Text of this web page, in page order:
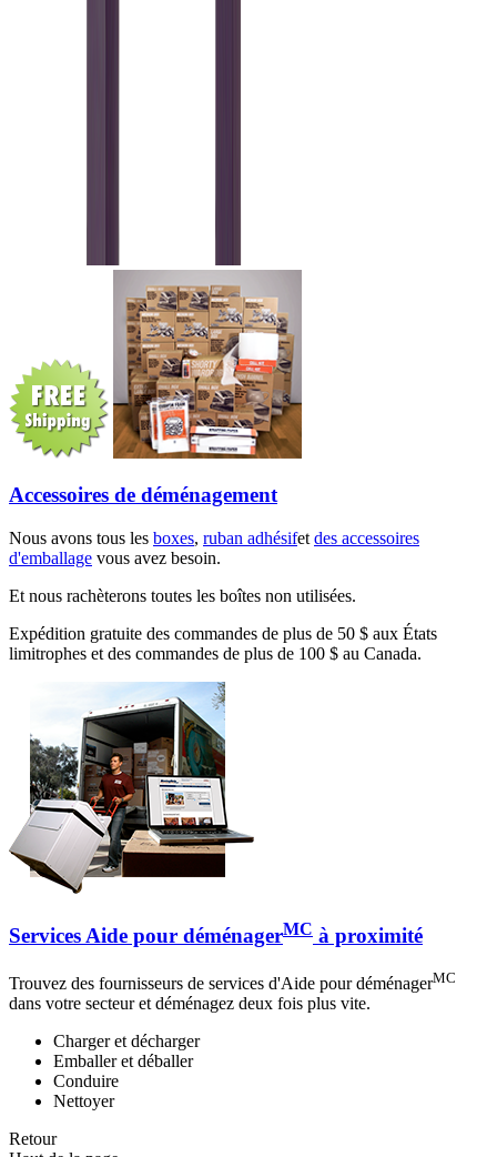
Accessoires de déménagement
Nous avons tous les boxes, ruban adhésifet des accessoires
d'emballage vous avez besoin.
Et nous rachèterons toutes les boîtes non utilisées.
Expédition gratuite des commandes de plus de 50 $ aux États
limitrophes et des commandes de plus de 100 $ au Canada.
Services Aide pour déménagerMC à proximité
Trouvez des fournisseurs de services d'Aide pour déménagerMC
dans votre secteur et déménagez deux fois plus vite.
Charger et décharger
Emballer et déballer
Conduire
Nettoyer
Retour